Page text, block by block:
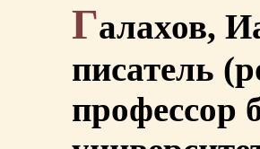
Галахов,
писатель
профессор